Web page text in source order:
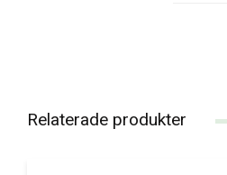
Relaterade produkter